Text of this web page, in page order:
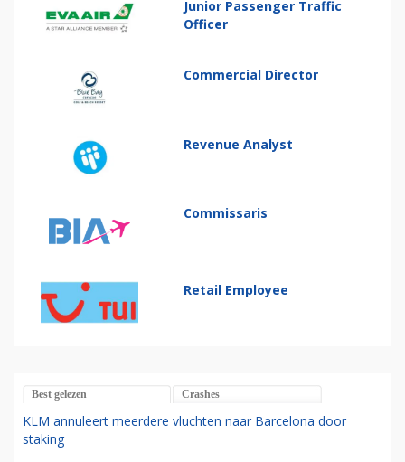
Junior Passenger Traffic
Officer
Commercial Director
Revenue Analyst
Commissaris
Retail Employee
Best gelezen Crashes
KLM annuleert meerdere vluchten naar Barcelona door
staking